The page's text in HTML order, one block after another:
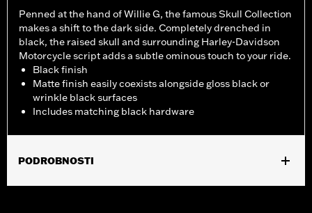
Penned at the hand of Willie G, the famous Skull Collection
makes a shift to the dark side. Completely drenched in
black, the raised skull and surrounding Harley-Davidson
Motorcycle script adds a subtle ominous touch to your ride.
Black finish
Matte finish easily coexists alongside gloss black or
wrinkle black surfaces
Includes matching black hardware
PODROBNOSTI